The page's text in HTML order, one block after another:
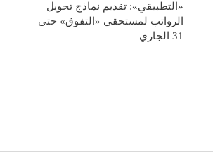
«التطبيقي»: تقديم نماذج تحويل
الرواتب لمستحقي «التفوق» حتى
31 الجاري